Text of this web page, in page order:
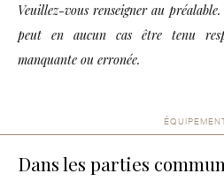
Veuillez-vous renseigner au
peut en aucun cas être tenu
manquante ou erronée.
Dans les parties